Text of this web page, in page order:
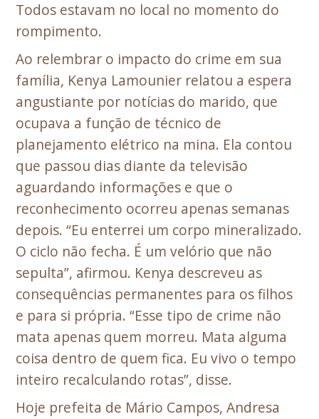
Todos estavam no local no momento do
rompimento.
Ao relembrar o impacto do crime em sua
família, Kenya Lamounier relatou a espera
angustiante por notícias do marido, que
ocupava a função de técnico de
planejamento elétrico na mina. Ela contou
que passou dias diante da televisão
aguardando informações e que o
reconhecimento ocorreu apenas semanas
depois. “Eu enterrei um corpo mineralizado.
O ciclo não fecha. É um velório que não
sepulta”, afirmou. Kenya descreveu as
consequências permanentes para os filhos
e para si própria. “Esse tipo de crime não
mata apenas quem morreu. Mata alguma
coisa dentro de quem fica. Eu vivo o tempo
inteiro recalculando rotas”, disse.
Hoje prefeita de Mário Campos, Andresa